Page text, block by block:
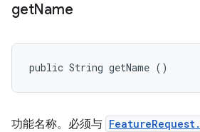
getName
public String getName ()
功能名称。必须与